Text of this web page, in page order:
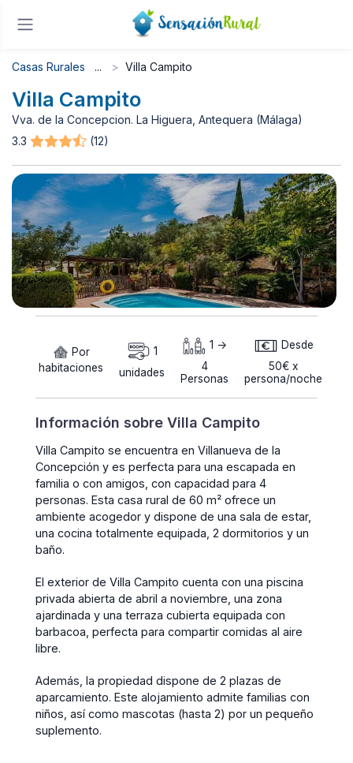
Casas Rurales Villa Campito
Villa Campito
Vva. de la Concepcion. La Higuera, Antequera (Málaga)
3.3
(12)
Por
habitaciones
1
unidades
1 ->
4
Personas
Desde
50€ x
persona/noche
Información sobre Villa Campito
Villa Campito se encuentra en Villanueva de la
Concepción y es perfecta para una escapada en
familia o con amigos, con capacidad para 4
personas. Esta casa rural de 60 m² ofrece un
ambiente acogedor y dispone de una sala de estar,
una cocina totalmente equipada, 2 dormitorios y un
baño.
El exterior de Villa Campito cuenta con una piscina
privada abierta de abril a noviembre, una zona
ajardinada y una terraza cubierta equipada con
barbacoa, perfecta para compartir comidas al aire
libre.
Además, la propiedad dispone de 2 plazas de
aparcamiento. Este alojamiento admite familias con
niños, así como mascotas (hasta 2) por un pequeño
suplemento.